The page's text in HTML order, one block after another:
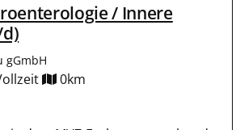
/ Innere
gGmbH
0km